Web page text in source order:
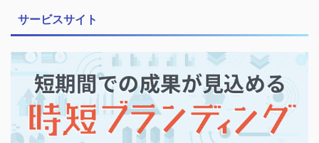
サービスサイト